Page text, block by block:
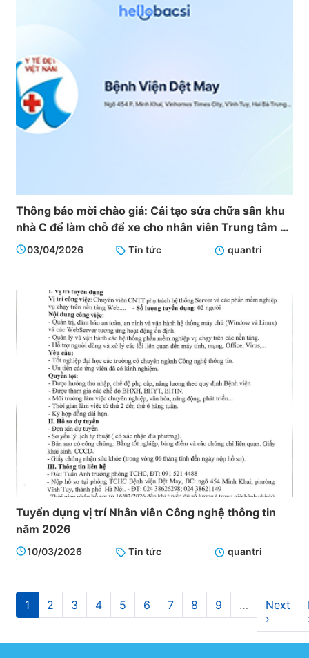
Thông báo mời chào giá: Cải tạo sửa chữa sân khu
nhà C để làm chỗ để xe cho nhân viên Trung tâm Y
tế - Bệnh viện Dệt May
03/04/2026 Tin tức quantri
Tuyển dụng vị trí Nhân viên Công nghệ thông tin
năm 2026
10/03/2026 Tin tức quantri
Pagination
Current
page
1 Page
2 Page
3 Page
4 Page
5 Page
6 Page
7 Page
8 Page
9 …
Next
page
Next
›